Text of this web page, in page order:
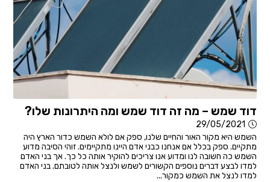
דוד שמש – מה זה דוד שמש ומה היתרונות שלו?
29/05/2021
השמש היא מקור האור והחיים שלנו, ספק אם לולא השמש כדור הארץ היה
מתקיים. ספק בכלל אם אנחנו כבני אדם היינו מתקיימים. זוהי הסיבה מדוע
השמש כה חשובה לנו ומדוע אנו צריכים להוקיר אותה כל כך. אך בני האדם
למדו לבצע דברים נוספים הקשורים לשמש ולנצל אותה לטובתם. בני האדם
למדו לנצל את השמש כמקור...